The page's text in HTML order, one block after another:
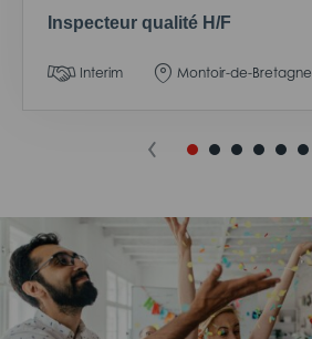
Inspecteur qualité H/F
Interim Montoir-de-Bretagne